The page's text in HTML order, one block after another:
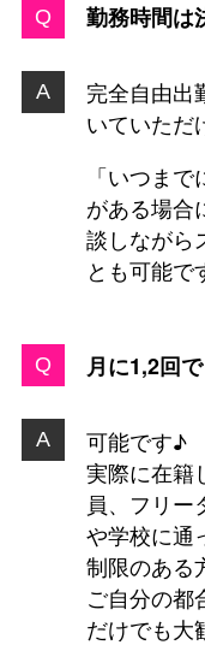
勤務時間は
完全自由出
いていただ
「いつま
がある場合
談しながら
とも可能で
月に1,2回
可能です♪
実際に在籍
員、フリー
や学校に通
制限のある
ご自分の都
だけでも大